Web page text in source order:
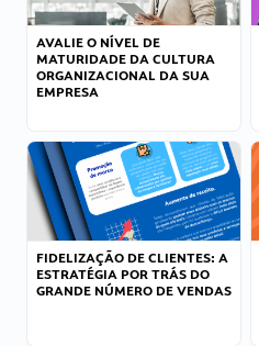
AVALIE O NÍVEL DE
MATURIDADE DA CULTURA
ORGANIZACIONAL DA SUA
EMPRESA
FIDELIZAÇÃO DE CLIENTES: A
ESTRATÉGIA POR TRÁS DO
GRANDE NÚMERO DE VENDAS